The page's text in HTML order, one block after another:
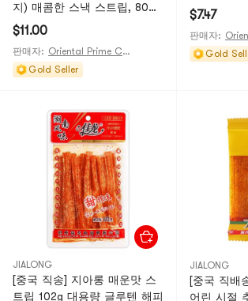
지) 매콤한 스낵 스트립, 80년
대/90년대 향수를 불러일으키
는 캐주얼 음식 [매콤하고 시
원하며, 육즙이 풍부하고 맛있
고, 부드럽고 쫄깃한 식감]
$11.00
판매자:
Oriental Prime Choices
Gold Seller
$7.47
판매자:
Gold
JIALONG
[중국 직송] 지아롱 매운맛 스
트립 102g 대용량 글루텐 해피
JIALONG
[중국 직배
어린 시절